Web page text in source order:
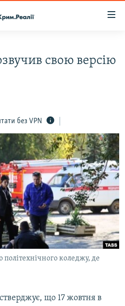
свою версію
без VPN
політехнічного коледжу, де
що 17 жовтня в